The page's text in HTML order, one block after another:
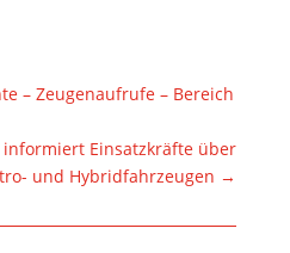
– Zeugenaufrufe – Bereich
informiert Einsatzkräfte über
und Hybridfahrzeugen →